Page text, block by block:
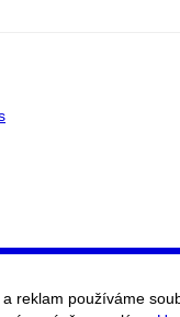
reklam používáme